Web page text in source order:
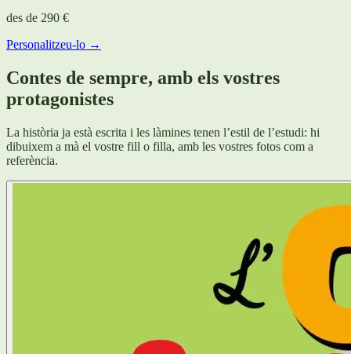
des de 290 €
Personalitzeu-lo →
Contes de sempre, amb els vostres
protagonistes
La història ja està escrita i les làmines tenen l’estil de l’estudi: hi
dibuixem a mà el vostre fill o filla, amb les vostres fotos com a
referència.